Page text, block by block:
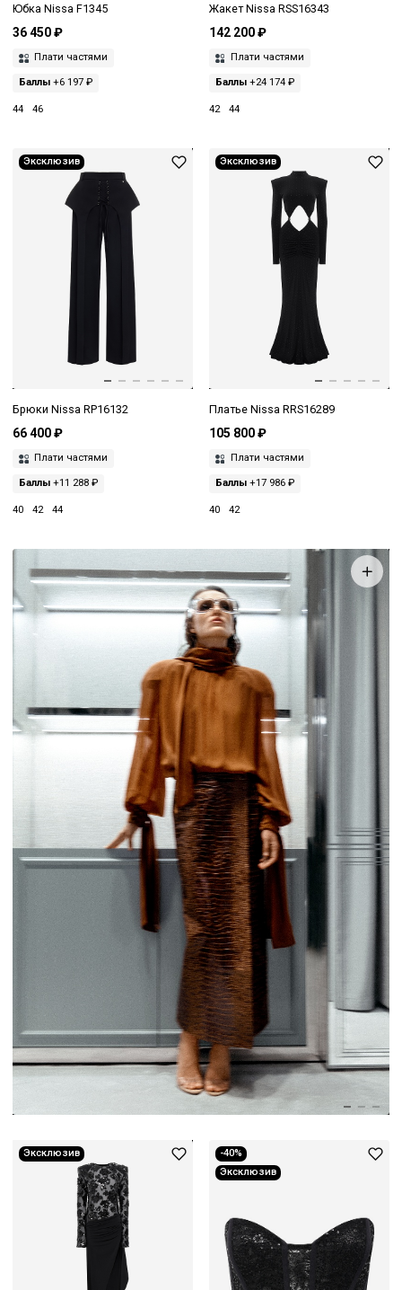
Юбка Nissa F1345
36 450 ₽
Плати частями
Баллы +6 197 ₽
44 46
Жакет Nissa RSS16343
142 200 ₽
Плати частями
Баллы+24 174 ₽
42 44
Эксклюзив
Брюки Nissa RP16132
66 400 ₽
Плати частями
Баллы +11 288 ₽
40 42 44
Эксклюзив
Платье Nissa RRS16289
105 800 ₽
Плати частями
Баллы+17 986 ₽
40 42
Эксклюзив
-40%
Эксклюзив